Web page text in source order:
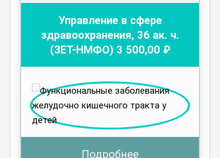
Управление в сфере
здравоохранения, 36 ак. ч.
(ЗЕТ-НМФО) 3 500,00 ₽
Подробнее